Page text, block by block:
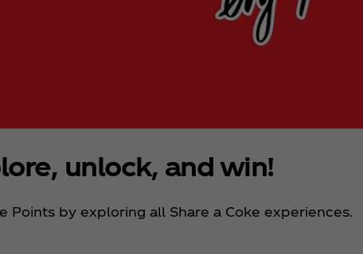
unlock, and win!
Points by exploring all Share a Coke experiences.